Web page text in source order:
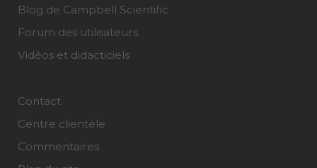
Blog de Campbell Scientific
Forum des utilisateurs
Vidéos et didacticiels
Contact
Centre clientèle
Commentaires